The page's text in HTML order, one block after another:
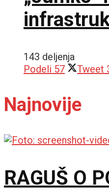
143 deljenja
Podeli 57 Tweet
Najnovije
RAGUŠ O